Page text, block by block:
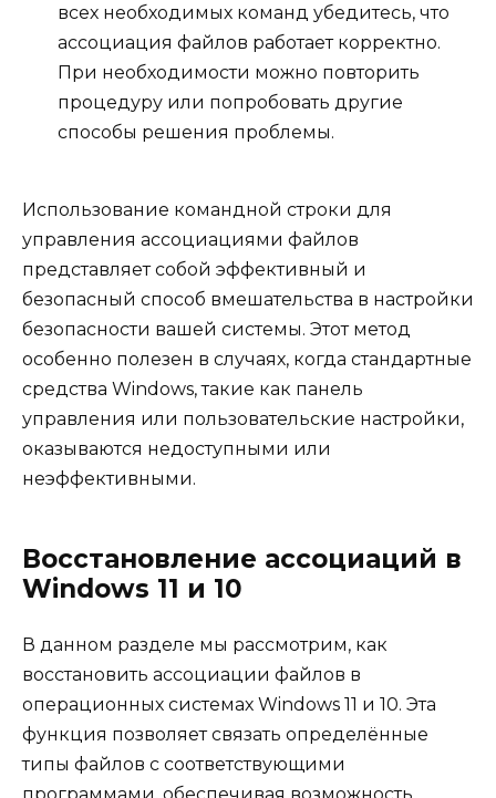
всех необходимых команд убедитесь, что
ассоциация файлов работает корректно.
При необходимости можно повторить
процедуру или попробовать другие
способы решения проблемы.
Использование командной строки для
управления ассоциациями файлов
представляет собой эффективный и
безопасный способ вмешательства в настройки
безопасности вашей системы. Этот метод
особенно полезен в случаях, когда стандартные
средства Windows, такие как панель
управления или пользовательские настройки,
оказываются недоступными или
неэффективными.
Восстановление ассоциаций в
Windows 11 и 10
В данном разделе мы рассмотрим, как
восстановить ассоциации файлов в
операционных системах Windows 11 и 10. Эта
функция позволяет связать определённые
типы файлов с соответствующими